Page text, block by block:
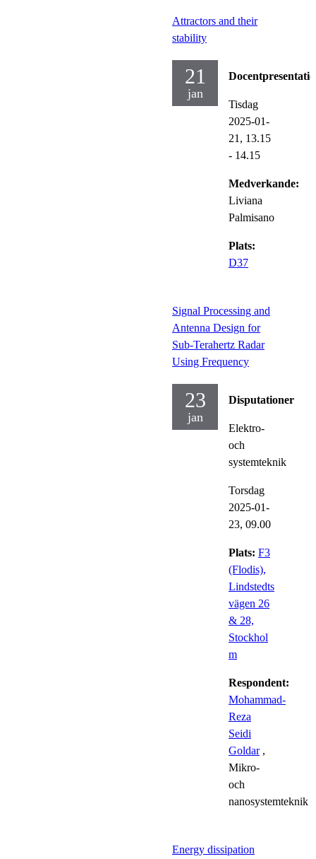
Attractors and their
stability
21
jan
Tisdag
2025-01-
21, 13.15
- 14.15
Medverkande:
Liviana
Palmisano
Plats:
D37
Signal Processing and
Antenna Design for
Sub-Terahertz Radar
Using Frequency
23
jan
Disputationer
Elektro-
och
systemteknik
Torsdag
2025-01-
23, 09.00
Plats: F3
(Flodis),
Lindstedts
vägen 26
& 28,
Stockhol
m
Respondent:
Mohammad-
Reza
Seidi
Goldar ,
Mikro-
och
nanosystemteknik
Energy dissipation